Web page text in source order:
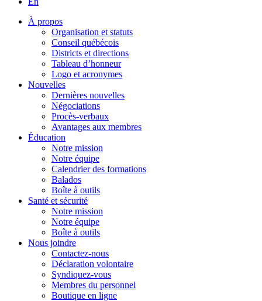
À propos
Organisation et statuts
Conseil québécois
Districts et directions
Tableau d’honneur
Logo et acronymes
Nouvelles
Dernières nouvelles
Négociations
Procès-verbaux
Avantages aux membres
Éducation
Notre mission
Notre équipe
Calendrier des formations
Balados
Boîte à outils
Santé et sécurité
Notre mission
Notre équipe
Boîte à outils
Nous joindre
Contactez-nous
Déclaration volontaire
Syndiquez-vous
Membres du personnel
Boutique en ligne